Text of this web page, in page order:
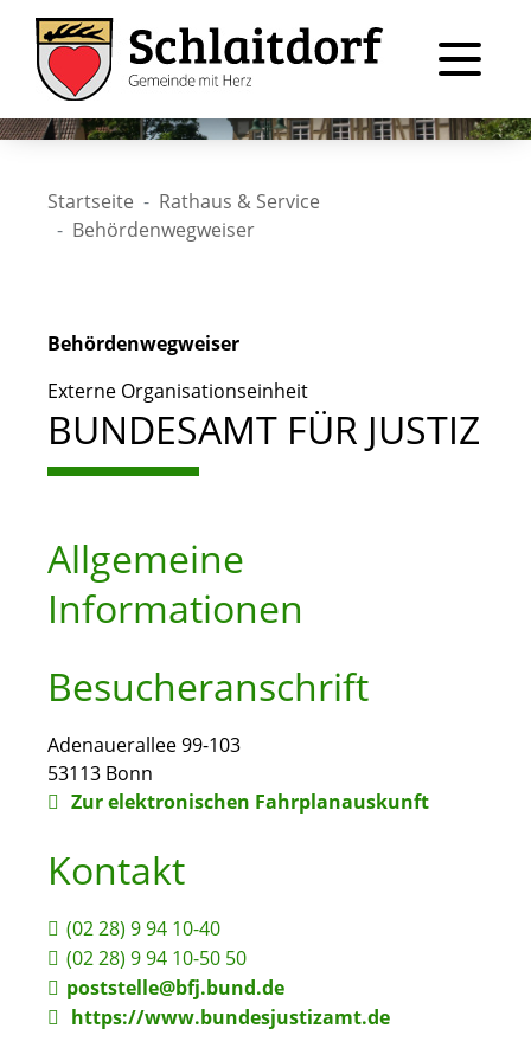
Startseite
Rathaus & Service
Behördenwegweiser
Behördenwegweiser
Externe Organisationseinheit
BUNDESAMT FÜR JUSTIZ
Allgemeine
Informationen
Besucheranschrift
Adenauerallee 99-103
53113 Bonn
Zur elektronischen Fahrplanauskunft
Kontakt
(02 28) 9 94 10-40
(02 28) 9 94 10-50 50
poststelle@bfj.bund.de
https://www.bundesjustizamt.de